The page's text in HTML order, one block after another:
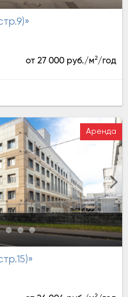
от 27 000 руб./м2/год
Аренда
2